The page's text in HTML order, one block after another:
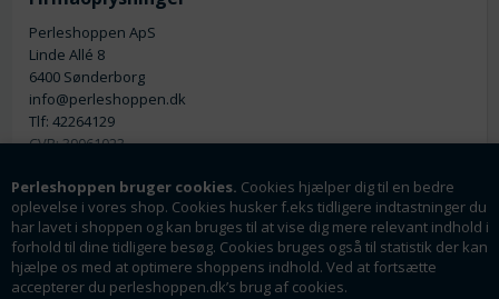
Perleshoppen bruger cookies. Cookies hjælper dig til en bedre
oplevelse i vores shop. Cookies husker f.eks tidligere indtastninger du
har lavet i shoppen og kan bruges til at vise dig mere relevant indhold i
forhold til dine tidligere besøg. Cookies bruges også til statistik der kan
hjælpe os med at optimere shoppens indhold. Ved at fortsætte
accepterer du perleshoppen.dk’s brug af cookies.
Perleshoppen ApS
Linde Allé 8
6400 Sønderborg
info@perleshoppen.dk
Tlf: 42264129
CVR: 39061023
Nyhedsmail